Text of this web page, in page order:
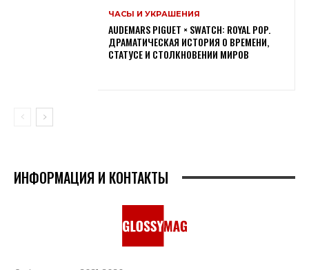
ЧАСЫ И УКРАШЕНИЯ
AUDEMARS PIGUET × SWATCH: ROYAL POP.
ДРАМАТИЧЕСКАЯ ИСТОРИЯ О ВРЕМЕНИ,
СТАТУСЕ И СТОЛКНОВЕНИИ МИРОВ
ИНФОРМАЦИЯ И КОНТАКТЫ